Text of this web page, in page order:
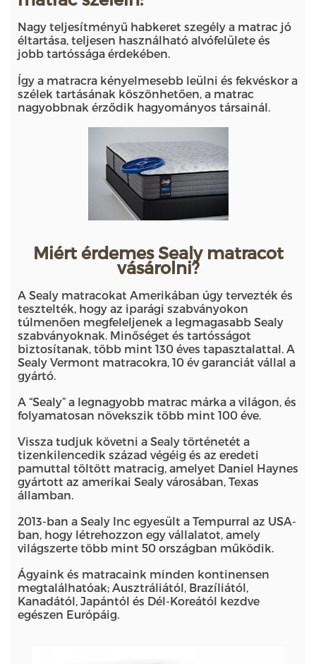
Nagy teljesítményű habkeret szegély a matrac jó
éltartása, teljesen használható alvófelülete és
jobb tartóssága érdekében.
Így a matracra kényelmesebb leülni és fekvéskor a
szélek tartásának köszönhetően, a matrac
nagyobbnak érződik hagyományos társainál.
Miért érdemes Sealy matracot
vásárolni?
A Sealy matracokat Amerikában úgy tervezték és
tesztelték, hogy az iparági szabványokon
túlmenően megfeleljenek a legmagasabb Sealy
szabványoknak. Minőséget és tartósságot
biztosítanak, több mint 130 éves tapasztalattal. A
Sealy Vermont matracokra, 10 év garanciát vállal a
gyártó.
A “Sealy” a legnagyobb matrac márka a világon, és
folyamatosan növekszik több mint 100 éve.
Vissza tudjuk követni a Sealy történetét a
tizenkilencedik század végéig és az eredeti
pamuttal töltött matracig, amelyet Daniel Haynes
gyártott az amerikai Sealy városában, Texas
államban.
2013-ban a Sealy Inc egyesült a Tempurral az USA-
ban, hogy létrehozzon egy vállalatot, amely
világszerte több mint 50 országban működik.
Ágyaink és matracaink minden kontinensen
megtalálhatóak; Ausztráliától, Brazíliától,
Kanadától, Japántól és Dél-Koreától kezdve
egészen Európáig.